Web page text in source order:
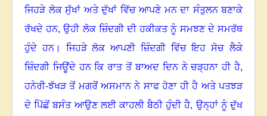
ਜਿਹੜੇ ਲੋਕ ਸੁੱਖਾਂ ਅਤੇ ਦੁੱਖਾਂ ਵਿੱਚ ਆਪਣੇ ਮਨ ਦਾ ਸੰਤੁਲਨ ਬਣਾਕੇ
ਰੱਖਦੇ ਹਨ,ਉਹੀ ਲੋਕ ਜ਼ਿੰਦਗੀ ਦੀ ਹਕੀਕਤ ਨੂੰ ਸਮਝਣ ਦੇ ਸਮਰੱਥ
ਹੁੰਦੇ ਹਨ। ਜਿਹੜੇ ਲੋਕ ਆਪਣੀ ਜ਼ਿੰਦਗੀ ਵਿੱਚ ਇਹ ਸੋਚ ਲੈਕੇ
ਜ਼ਿੰਦਗੀ ਜਿਊਂਦੇ ਹਨ ਕਿ ਰਾਤ ਤੋਂ ਬਾਅਦ ਦਿਨ ਨੇ ਚੜ੍ਹਨਾ ਹੀ ਹੈ,
ਹਨੇਰੀ-ਝੱਖੜ ਤੋਂ ਮਗਰੋਂ ਅਸਮਾਨ ਨੇ ਸਾਫ ਹੋਣਾ ਹੀ ਹੈ ਅਤੇ ਪਤਝੜ
ਦੇ ਪਿੱਛੋਂ ਬਸੰਤ ਆਉਣ ਲਈ ਕਾਹਲੀ ਬੈਠੀ ਹੁੰਦੀ ਹੈ, ਉਨ੍ਹਾਂ ਨੂੰ ਦੁੱਖ